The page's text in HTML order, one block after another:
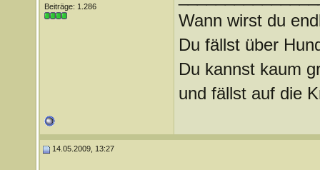
Beiträge: 1.286
Wann wirst du
Du fällst über
Du kannst kaum
und fällst auf die
14.05.2009, 13:27